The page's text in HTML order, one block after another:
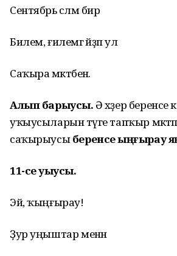
Сентябрь сәләм бирә
Билем, ғилемгә әйҙәп ул
Саҡыра мәктәбенә.
Алып барыусы. Ә хәҙер беренсе
уҡыусыларын тәүге тапҡыр
саҡырыусыберенсе ҡыңғырау
11-се уҡыусы.
Эй, ҡыңғырау!
Ҙур уңыштар менән